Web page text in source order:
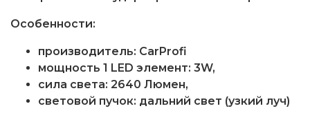
Особенности:
производитель: CarProfi
мощность 1 LED элемент: 3W,
cила света: 2640 Люмен,
световой пучок: дальний свет (узкий луч)